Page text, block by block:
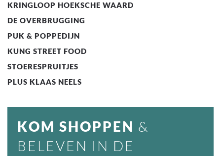
KRINGLOOP HOEKSCHE WAARD
DE OVERBRUGGING
PUK & POPPEDIJN
KUNG STREET FOOD
STOERESPRUITJES
PLUS KLAAS NEELS
KOM SHOPPEN &
BELEVEN IN DE